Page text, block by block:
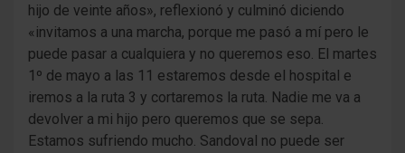
hijo de veinte años», reflexionó y culminó diciendo
«invitamos a una marcha, porque me pasó a mí pero le
puede pasar a cualquiera y no queremos eso. El martes
1º de mayo a las 11 estaremos desde el hospital e
iremos a la ruta 3 y cortaremos la ruta. Nadie me va a
devolver a mi hijo pero queremos que se sepa.
Estamos sufriendo mucho. Sandoval no puede ser